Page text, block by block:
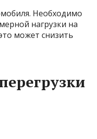
Необходимо
нагрузки на
может снизить